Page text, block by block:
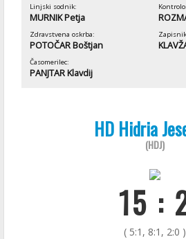
Linjski sodnik:
MURNIK Petja
Zdravstvena oskrba:
POTOČAR Boštjan
Časomerilec:
PANJTAR Klavdij
HD Hidria
(HDJ)
15 :
( 5:1, 8:1, 2:0 )